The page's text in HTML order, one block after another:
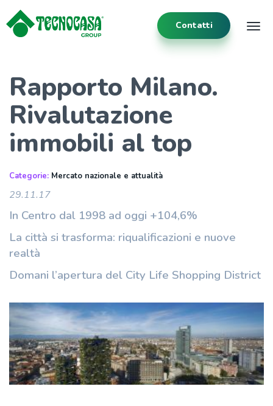
Contatti
Rapporto Milano.
Rivalutazione
immobili al top
Categorie: Mercato nazionale e attualità
29.11.17
In Centro dal 1998 ad oggi +104,6%
La città si trasforma: riqualificazioni e nuove
realtà
Domani l’apertura del City Life Shopping District